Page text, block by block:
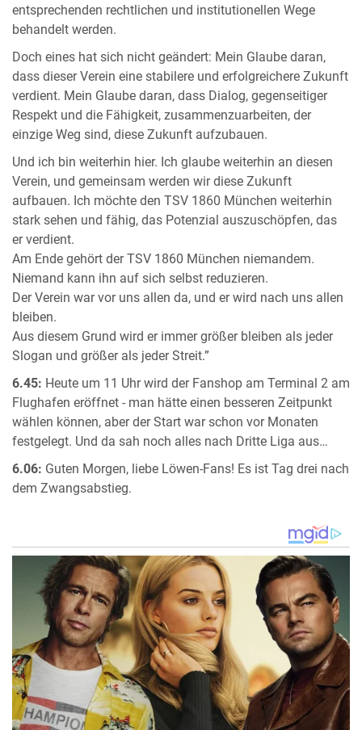
entsprechenden rechtlichen und institutionellen Wege
behandelt werden.
Doch eines hat sich nicht geändert: Mein Glaube daran,
dass dieser Verein eine stabilere und erfolgreichere Zukunft
verdient. Mein Glaube daran, dass Dialog, gegenseitiger
Respekt und die Fähigkeit, zusammenzuarbeiten, der
einzige Weg sind, diese Zukunft aufzubauen.
Und ich bin weiterhin hier. Ich glaube weiterhin an diesen
Verein, und gemeinsam werden wir diese Zukunft
aufbauen. Ich möchte den TSV 1860 München weiterhin
stark sehen und fähig, das Potenzial auszuschöpfen, das
er verdient.
Am Ende gehört der TSV 1860 München niemandem.
Niemand kann ihn auf sich selbst reduzieren.
Der Verein war vor uns allen da, und er wird nach uns allen
bleiben.
Aus diesem Grund wird er immer größer bleiben als jeder
Slogan und größer als jeder Streit.”
6.45: Heute um 11 Uhr wird der Fanshop am Terminal 2 am
Flughafen eröffnet - man hätte einen besseren Zeitpunkt
wählen können, aber der Start war schon vor Monaten
festgelegt. Und da sah noch alles nach Dritte Liga aus…
6.06: Guten Morgen, liebe Löwen-Fans! Es ist Tag drei nach
dem Zwangsabstieg.